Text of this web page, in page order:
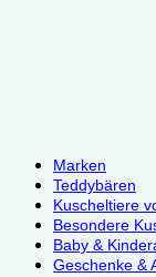
Marken
Teddybären
Kuscheltiere
Besondere
Baby &
Geschenke &